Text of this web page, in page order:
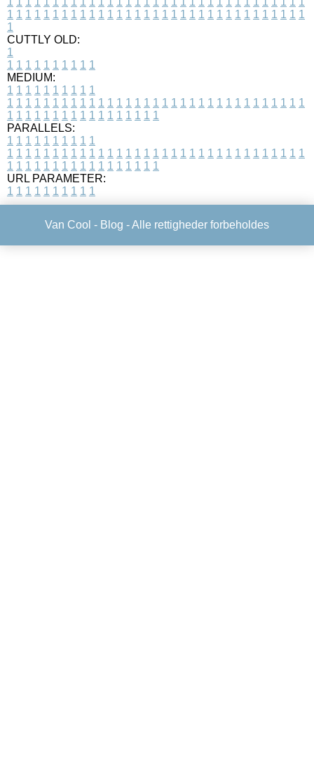
1 1 1 1 1 1 1 1 1 1 1 1 1 1 1 1 1 1 1 1 1 1 1 1 1 1 1 1 1 1 1 1 1
1
CUTTLY OLD:
1
1 1 1 1 1 1 1 1 1 1
MEDIUM:
1 1 1 1 1 1 1 1 1 1
1 1 1 1 1 1 1 1 1 1 1 1 1 1 1 1 1 1 1 1 1 1 1 1 1 1 1 1 1 1 1 1 1
1 1 1 1 1 1 1 1 1 1 1 1 1 1 1 1 1
PARALLELS:
1 1 1 1 1 1 1 1 1 1
1 1 1 1 1 1 1 1 1 1 1 1 1 1 1 1 1 1 1 1 1 1 1 1 1 1 1 1 1 1 1 1 1
1 1 1 1 1 1 1 1 1 1 1 1 1 1 1 1 1
URL PARAMETER:
1 1 1 1 1 1 1 1 1 1
Van Cool - Blog - Alle rettigheder forbeholdes